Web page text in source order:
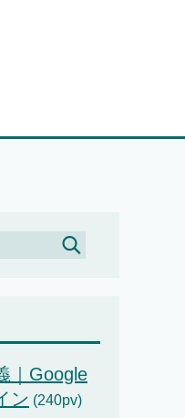
｜Google
ン (240pv)